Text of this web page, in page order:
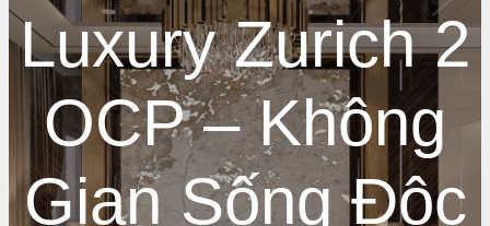
Luxury Zurich 2
OCP – Không
Gian Sống Độc